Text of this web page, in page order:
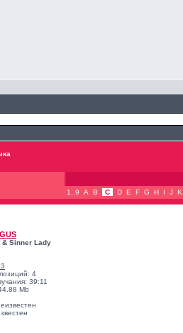
1..9
A B C D E F G H I J K
& Sinner Lady
4
39:11
Mb